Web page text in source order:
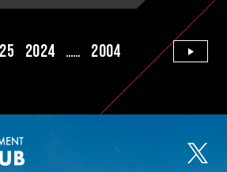
2024 ...... 2004